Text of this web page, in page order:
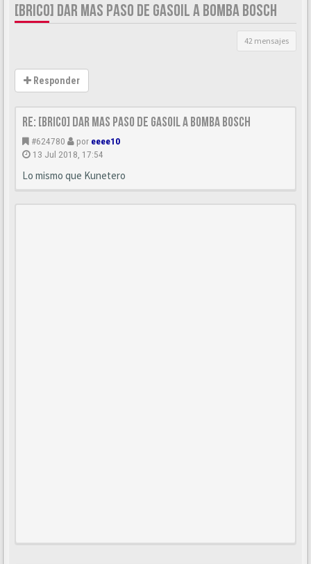
[BRICO] DAR MAS PASO DE GASOIL A BOMBA BOSCH
42 mensajes
Responder
Re: [BRICO] Dar mas paso de gasoil a bomba BOSCH
#624780 por eeee10
13 Jul 2018, 17:54
Lo mismo que Kunetero